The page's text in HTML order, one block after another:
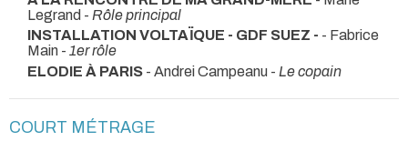
Legrand - Rôle principal
INSTALLATION VOLTAÏQUE - GDF SUEZ - - Fabrice
Main - 1er rôle
ELODIE À PARIS - Andrei Campeanu - Le copain
COURT MÉTRAGE